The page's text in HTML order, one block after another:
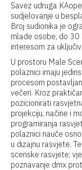
Savez udruga
sudjelovanje u
Broj sudionika je
mlade osobe, do 30
interesom za
U prostoru Male
polaznici imaju
procesom
večeri. Kroz
pozicionirati
projekciju, načine i
programiranja
polaznici nauče
u dizajnu rasvjete.
scenske rasvjete;
poznavanje dmx